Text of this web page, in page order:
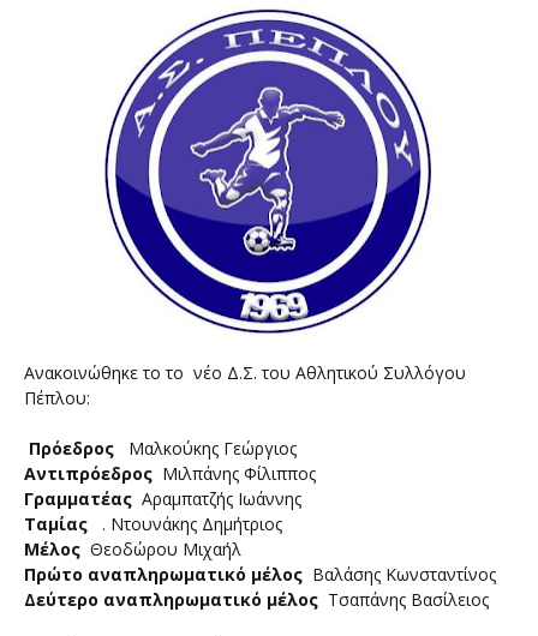
Ανακοινώθηκε το το νέο Δ.Σ. του Αθλητικού Συλλόγου
Πέπλου:
Πρόεδρος Μαλκούκης Γεώργιος
Αντιπρόεδρος Μιλπάνης Φίλιππος
Γραμματέας Αραμπατζής Ιωάννης
Ταμίας . Ντουνάκης Δημήτριος
Μέλος Θεοδώρου Μιχαήλ
Πρώτο αναπληρωματικό μέλος Βαλάσης Κωνσταντίνος
Δεύτερο αναπληρωματικό μέλος Τσαπάνης Βασίλειος